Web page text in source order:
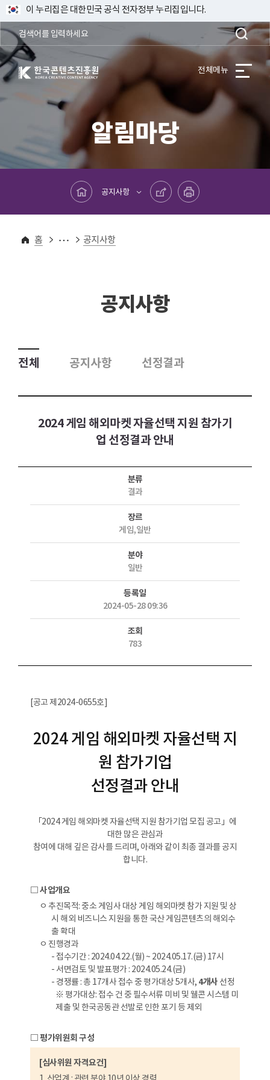
이 누리집은 대한민국 공식 전자정부 누리집입니다.
한국콘텐츠진흥원 KOREA CREATIVE CONTENT AGENCY 전체메뉴
알림마당
메인페이지로 바로가기
공지사항
공유하기 프린트하기
홈
알림마당 공지사항
공지사항
전체 공지사항 선정결과
2024 게임 해외마켓 자율선택 지원 참가기
업 선정결과 안내
분류
결과
장르
게임,일반
분야
일반
등록일
2024-05-28 09:36
조회
783
[공고 제2024-0655호]
2024 게임 해외마켓 자율선택 지
원 참가기업
선정결과 안내
「2024 게임 해외마켓 자율선택 지원 참가기업 모집 공고」에
대한 많은 관심과
참여에 대해 깊은 감사를 드리며, 아래와 같이 최종 결과를 공지
합니다.
□ 사업개요
ㅇ 추진목적: 중소 게임사 대상 게임 해외마켓 참가 지원 및 상
시 해외 비즈니스 지원을 통한 국산 게임콘텐츠의 해외수
출 확대
ㅇ 진행경과
- 접수기간 : 2024.04.22.(월) ~ 2024.05.17.(금) 17시
- 서면검토 및 발표평가 : 2024.05.24.(금)
- 경쟁률 : 총 17개사 접수 중 평가대상 5개사, 4개사 선정
※ 평가대상: 접수 건 중 필수서류 미비 및 웰콘 시스템 미
제출 및 한국공동관 선발로 인한 포기 등 제외
□ 평가위원회 구성
[심사위원 자격요건]